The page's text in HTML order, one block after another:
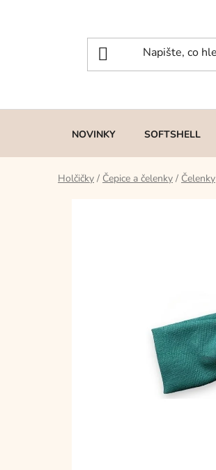
NOVINKY SOFTSHELL
Holčičky / Čepice a čelenky / Čelenky